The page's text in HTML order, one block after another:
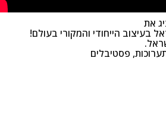
את
פסטיבלים